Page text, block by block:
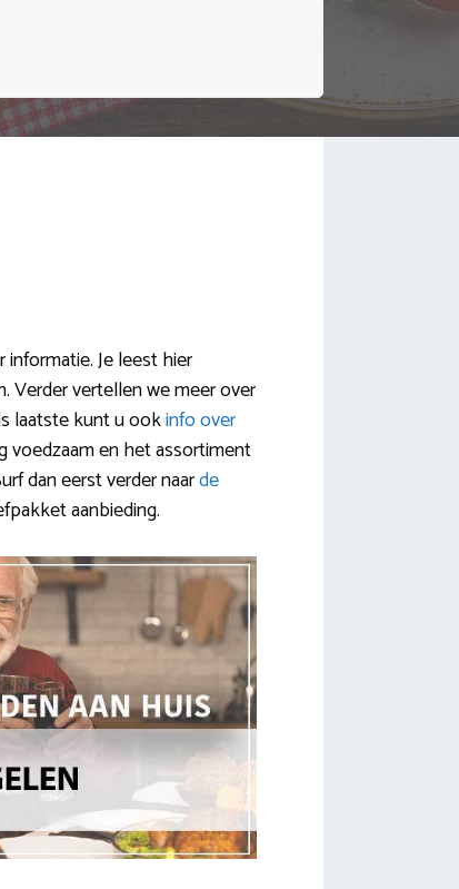
Je leest hier
Verder vertellen we meer over
laatste kunt u ookinfo over
voedzaam en het assortiment
dan eerst verder naarde
aanbieding.